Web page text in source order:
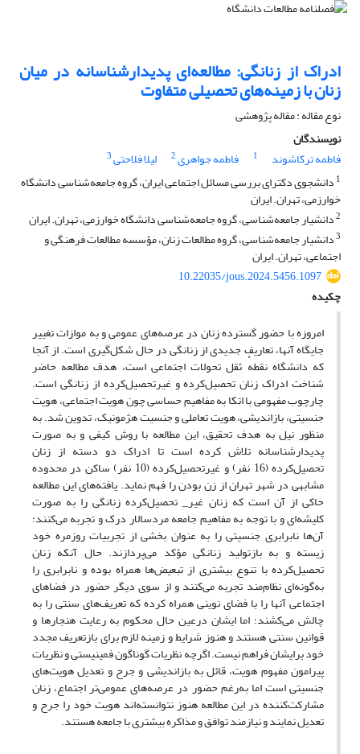
ادراک از زنانگی: مطالعه‌ای پدیدارشناسانه در میان
زنان با زمینه‌های تحصیلی متفاوت
نوع مقاله : مقاله پژوهشی
نویسندگان
فاطمه ترکاشوند
1 فاطمه جواهری2 لیلا فلاحتی3
1 دانشجوی دکترای بررسی مسائل اجتماعی ایران، گروه جامعه‌شناسی دانشگاه
خوارزمی، تهران. ایران
2دانشیار جامعه‌شناسی، گروه جامعه‌شناسی دانشگاه خوارزمی، تهران. ایران
3دانشیار جامعه‌شناسی، گروه مطالعات زنان، مؤسسه مطالعات فرهنگی و
اجتماعی، تهران. ایران
10.22035/jous.2024.5456.1097
چکیده
امروزه با حضور گسترده زنان در عرصه‌های عمومی و به موازات تغییر
جایگاه آنها، تعاریف جدیدی از زنانگی در حال شکل‌گیری است. از آنجا
که دانشگاه نقطهٔ ثقل تحولات اجتماعی است، هدف مطالعه حاضر
شناخت ادراک زنان تحصیل‌کرده و غیرتحصیل‌کرده از زنانگی است.
چارچوب مفهومی با اتکا به مفاهیم حساسی چون هویت اجتماعی، هویت
جنسیتی، بازاندیشی، هویت تعاملی و جنسیت هژمونیک، تدوین شد. به
منظور نیل به هدف تحقیق، این مطالعه با روش کیفی و به صورت
پدیدارشناسانه تلاش کرده است تا ادراک دو دسته از زنان
تحصیل‌کرده (16 نفر) و غیرتحصیل‌کرده (10 نفر) ساکن در محدوده
مشابهی در شهر تهران از زن بودن را فهم نماید. یافته‌های این مطالعه
حاکی از آن است که زنان غیر_ تحصیل‌کرده زنانگی را به صورت
کلیشه‌ای و با توجه به مفاهیم جامعه مردسالار درک و تجربه می‌کنند؛
آن‌ها نابرابری جنسیتی را به عنوان بخشی از تجربیات روزمره خود
زیسته و به بازتولید زنانگی مؤکد می‌پردازند. حال آنکه زنان
تحصیل‌کرده با تنوع بیشتری از تبعیض‌ها همراه بوده و نابرابری را
به‌گونه‌ای نظام‌مند تجربه می‌کنند و از سوی دیگر حضور در فضاهای
اجتماعی آنها را با فضای نوینی همراه کرده که تعریف‌های سنتی را به
چالش می‌کشند؛ اما ایشان درعین حال محکوم به رعایت هنجارها و
قوانین سنتی هستند و هنوز شرایط و زمینه لازم برای بازتعریف مجدد
خود برایشان فراهم نیست. اگرچه نظریات گوناگون فمینیستی و نظریات
پیرامون مفهوم هویت، قائل به بازاندیشی و جرح و تعدیل هویت‌های
جنسیتی است اما به‌رغم حضور در عرصه‌های عمومی‌تر اجتماع، زنان
مشارکت‌کننده در این مطالعه هنوز نتوانسته‌اند هویت خود را جرح و
تعدیل نمایند و نیازمند توافق و مذاکره بیشتری با جامعه هستند.